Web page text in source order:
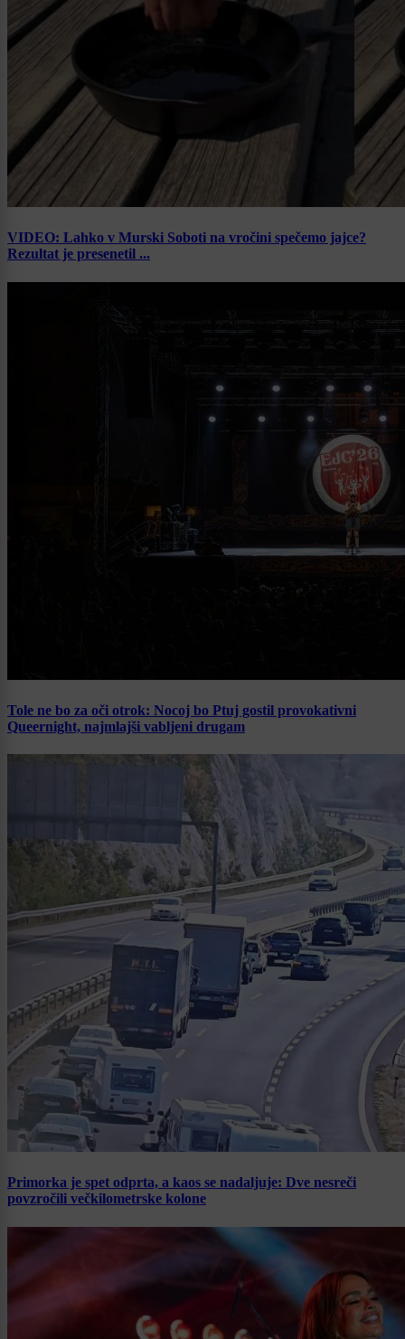
VIDEO: Lahko v Murski Soboti na vročini spečemo jajce?
Rezultat je presenetil ...
Tole ne bo za oči otrok: Nocoj bo Ptuj gostil provokativni
Queernight, najmlajši vabljeni drugam
Primorka je spet odprta, a kaos se nadaljuje: Dve nesreči
povzročili večkilometrske kolone